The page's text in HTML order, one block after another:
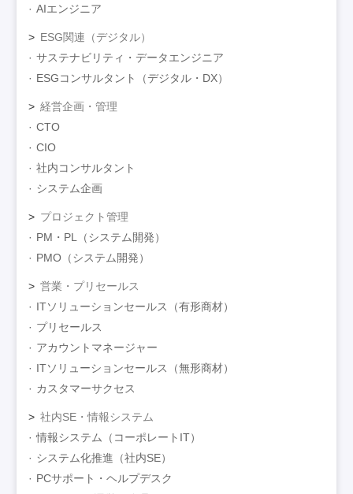
AIエンジニア
ESG関連（デジタル）
サステナビリティ・データエンジニア
ESGコンサルタント（デジタル・DX）
経営企画・管理
CTO
CIO
社内コンサルタント
システム企画
プロジェクト管理
PM・PL（システム開発）
PMO（システム開発）
営業・プリセールス
ITソリューションセールス（有形商材）
プリセールス
アカウントマネージャー
ITソリューションセールス（無形商材）
カスタマーサクセス
社内SE・情報システム
情報システム（コーポレートIT）
システム化推進（社内SE）
PCサポート・ヘルプデスク